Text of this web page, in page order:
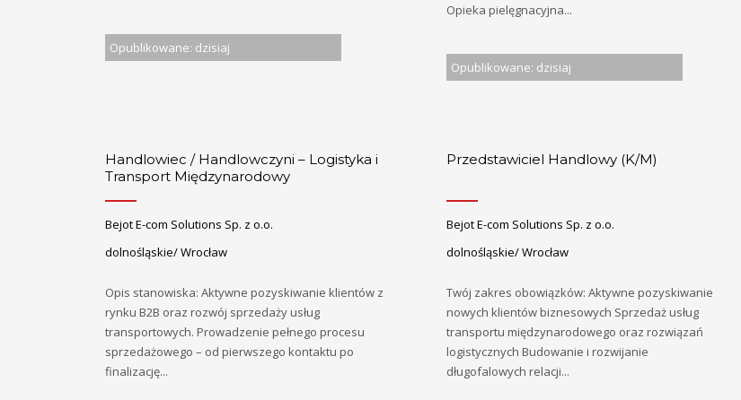
Opublikowane: dzisiaj
Opieka pielęgnacyjna...
Opublikowane: dzisiaj
Handlowiec / Handlowczyni – Logistyka i
Transport Międzynarodowy
Bejot E-com Solutions Sp. z o.o.
dolnośląskie/ Wrocław
Opis stanowiska: Aktywne pozyskiwanie klientów z
rynku B2B oraz rozwój sprzedaży usług
transportowych. Prowadzenie pełnego procesu
sprzedażowego – od pierwszego kontaktu po
finalizację...
Przedstawiciel Handlowy (K/M)
Bejot E-com Solutions Sp. z o.o.
dolnośląskie/ Wrocław
Twój zakres obowiązków: Aktywne pozyskiwanie
nowych klientów biznesowych Sprzedaż usług
transportu międzynarodowego oraz rozwiązań
logistycznych Budowanie i rozwijanie
długofalowych relacji...